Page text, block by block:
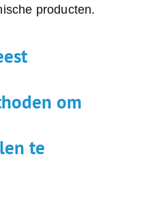
producten.
om
te